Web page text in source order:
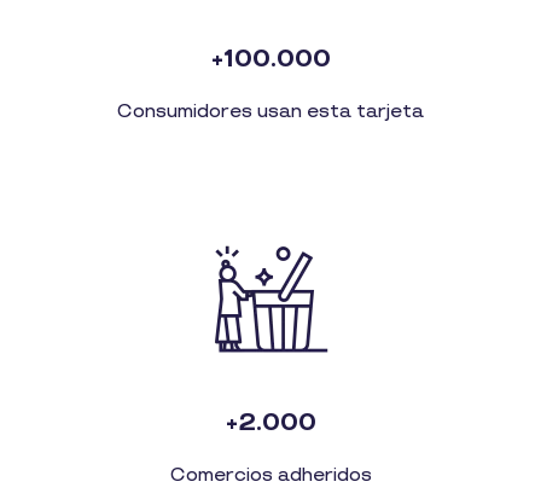
+100.000
Consumidores usan esta tarjeta
+2.000
Comercios adheridos